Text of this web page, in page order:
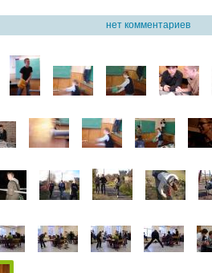
нет комментариев